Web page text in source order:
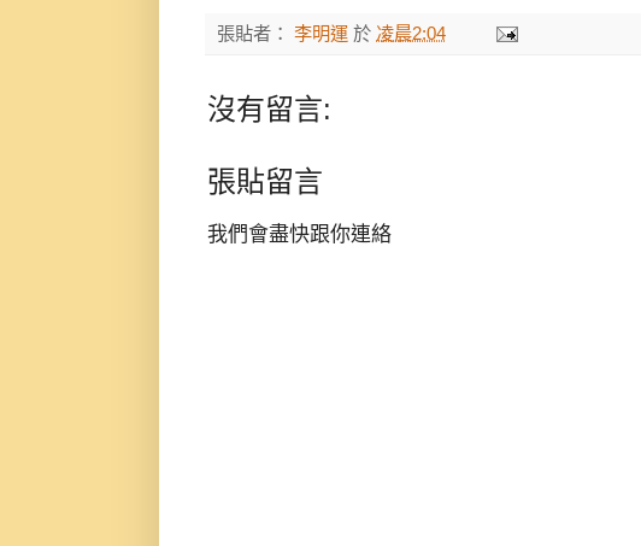
張貼者： 李明運 於 凌晨2:04
沒有留言:
張貼留言
我們會盡快跟你連絡